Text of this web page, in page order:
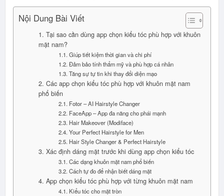
Nội Dung Bài Viết
1. Tại sao cần dùng app chọn kiểu tóc phù hợp với khuôn
mặt nam?
1.1. Giúp tiết kiệm thời gian và chi phí
1.2. Đảm bảo tính thẩm mỹ và phù hợp cá nhân
1.3. Tăng sự tự tin khi thay đổi diện mạo
2. Các app chọn kiểu tóc phù hợp với khuôn mặt nam
phổ biến
2.1. Fotor – AI Hairstyle Changer
2.2. FaceApp – App đa năng cho phái mạnh
2.3. Hair Makeover (Modiface)
2.4. Your Perfect Hairstyle for Men
2.5. Hair Style Changer & Perfect Hairstyle
3. Xác định dáng mặt trước khi dùng app chọn kiểu tóc
3.1. Các dạng khuôn mặt nam phổ biến
3.2. Cách tự đo để nhận biết dáng mặt
4. App chọn kiểu tóc phù hợp với từng khuôn mặt nam
4.1. Kiểu tóc cho mặt tròn